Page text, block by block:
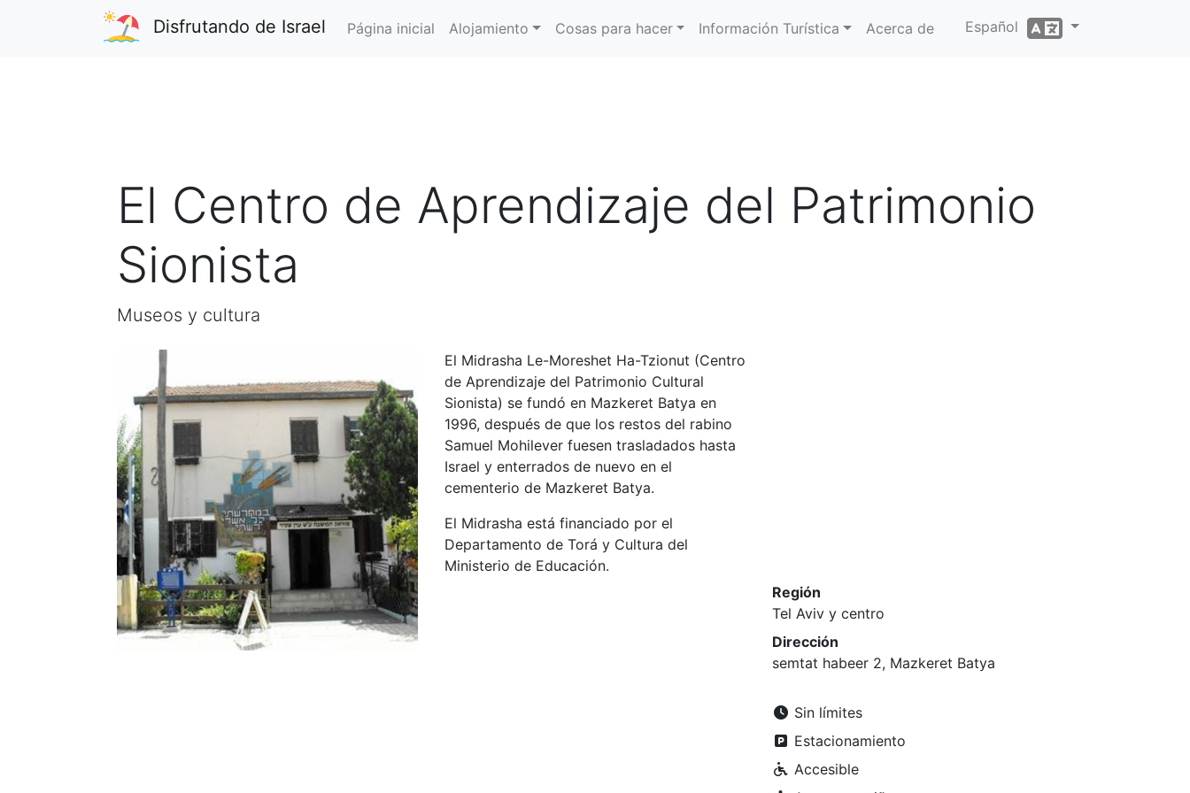
Disfrutando de Israel Página inicial Alojamiento Cosas para hacer Información Turística Acerca de Español
El Centro de Aprendizaje del Patrimonio
Sionista
Museos y cultura
El Midrasha Le-Moreshet Ha-Tzionut (Centro
de Aprendizaje del Patrimonio Cultural
Sionista) se fundó en Mazkeret Batya en
1996, después de que los restos del rabino
Samuel Mohilever fuesen trasladados hasta
Israel y enterrados de nuevo en el
cementerio de Mazkeret Batya.
El Midrasha está financiado por el
Departamento de Torá y Cultura del
Ministerio de Educación.
Región
Tel Aviv y centro
Dirección
semtat habeer 2, Mazkeret Batya
Sin límites
Estacionamiento
Accesible